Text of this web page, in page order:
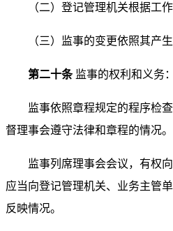
（二）登记管理机关根据工
（三）监事的变更依照其产生
第二十条监事的权利和义务：
监事依照章程规定的程序检
督理事会遵守法律和章程的情况。
监事列席理事会会议，有权
应当向登记管理机关、业务主管
反映情况。